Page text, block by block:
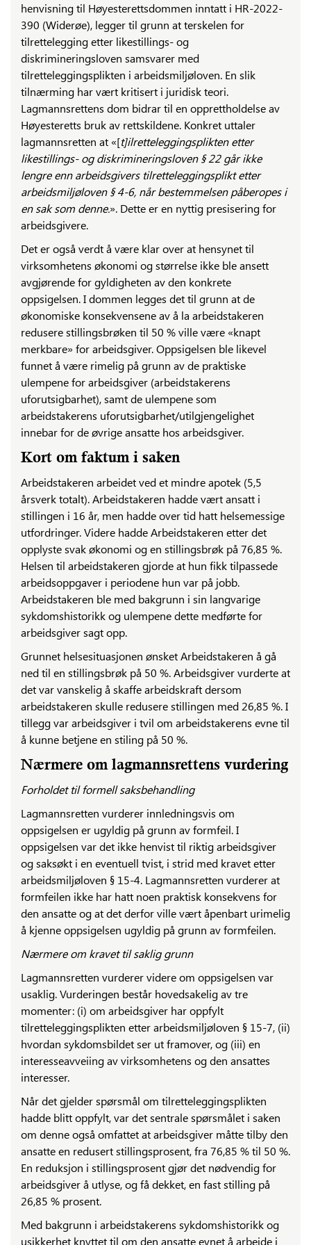
henvisning til Høyesterettsdommen inntatt i HR-2022-
390 (Widerøe), legger til grunn at terskelen for
tilrettelegging etter likestillings- og
diskrimineringsloven samsvarer med
tilretteleggingsplikten i arbeidsmiljøloven. En slik
tilnærming har vært kritisert i juridisk teori.
Lagmannsrettens dom bidrar til en opprettholdelse av
Høyesteretts bruk av rettskildene. Konkret uttaler
lagmannsretten at «[t]ilretteleggingsplikten etter
likestillings- og diskrimineringsloven § 22 går ikke
lengre enn arbeidsgivers tilretteleggingsplikt etter
arbeidsmiljøloven § 4-6, når bestemmelsen påberopes i
en sak som denne.». Dette er en nyttig presisering for
arbeidsgivere.
Det er også verdt å være klar over at hensynet til
virksomhetens økonomi og størrelse ikke ble ansett
avgjørende for gyldigheten av den konkrete
oppsigelsen. I dommen legges det til grunn at de
økonomiske konsekvensene av å la arbeidstakeren
redusere stillingsbrøken til 50 % ville være «knapt
merkbare» for arbeidsgiver. Oppsigelsen ble likevel
funnet å være rimelig på grunn av de praktiske
ulempene for arbeidsgiver (arbeidstakerens
uforutsigbarhet), samt de ulempene som
arbeidstakerens uforutsigbarhet/utilgjengelighet
innebar for de øvrige ansatte hos arbeidsgiver.
Kort om faktum i saken
Arbeidstakeren arbeidet ved et mindre apotek (5,5
årsverk totalt). Arbeidstakeren hadde vært ansatt i
stillingen i 16 år, men hadde over tid hatt helsemessige
utfordringer. Videre hadde Arbeidstakeren etter det
opplyste svak økonomi og en stillingsbrøk på 76,85 %.
Helsen til arbeidstakeren gjorde at hun fikk tilpassede
arbeidsoppgaver i periodene hun var på jobb.
Arbeidstakeren ble med bakgrunn i sin langvarige
sykdomshistorikk og ulempene dette medførte for
arbeidsgiver sagt opp.
Grunnet helsesituasjonen ønsket Arbeidstakeren å gå
ned til en stillingsbrøk på 50 %. Arbeidsgiver vurderte at
det var vanskelig å skaffe arbeidskraft dersom
arbeidstakeren skulle redusere stillingen med 26,85 %. I
tillegg var arbeidsgiver i tvil om arbeidstakerens evne til
å kunne betjene en stiling på 50 %.
Nærmere om lagmannsrettens vurdering
Forholdet til formell saksbehandling
Lagmannsretten vurderer innledningsvis om
oppsigelsen er ugyldig på grunn av formfeil. I
oppsigelsen var det ikke henvist til riktig arbeidsgiver
og saksøkt i en eventuell tvist, i strid med kravet etter
arbeidsmiljøloven § 15-4. Lagmannsretten vurderer at
formfeilen ikke har hatt noen praktisk konsekvens for
den ansatte og at det derfor ville vært åpenbart urimelig
å kjenne oppsigelsen ugyldig på grunn av formfeilen.
Nærmere om kravet til saklig grunn
Lagmannsretten vurderer videre om oppsigelsen var
usaklig. Vurderingen består hovedsakelig av tre
momenter: (i) om arbeidsgiver har oppfylt
tilretteleggingsplikten etter arbeidsmiljøloven § 15-7, (ii)
hvordan sykdomsbildet ser ut framover, og (iii) en
interesseavveiing av virksomhetens og den ansattes
interesser.
Når det gjelder spørsmål om tilretteleggingsplikten
hadde blitt oppfylt, var det sentrale spørsmålet i saken
om denne også omfattet at arbeidsgiver måtte tilby den
ansatte en redusert stillingsprosent, fra 76,85 % til 50 %.
En reduksjon i stillingsprosent gjør det nødvendig for
arbeidsgiver å utlyse, og få dekket, en fast stilling på
26,85 % prosent.
Med bakgrunn i arbeidstakerens sykdomshistorikk og
usikkerhet knyttet til om den ansatte evnet å arbeide i